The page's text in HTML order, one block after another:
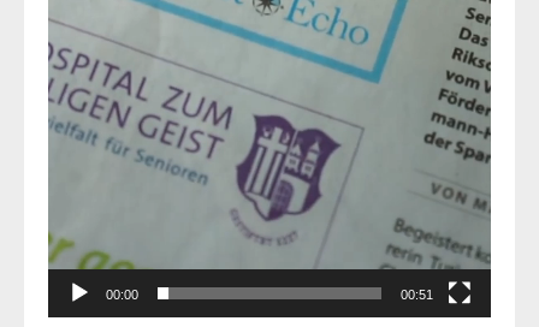
00:00 00:51